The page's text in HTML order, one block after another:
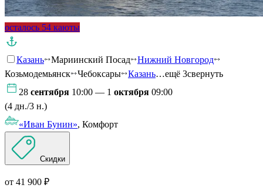
осталось 54 каюты
Казань Мариинский Посад
Нижний Новгород
Козьмодемьянск
Чебоксары Казань…ещё 3свернуть
28 сентября 10:00 — 1 октября 09:00
(4 дн./3 н.)
«Иван Бунин», Комфорт
Скидки
от 41 900 ₽